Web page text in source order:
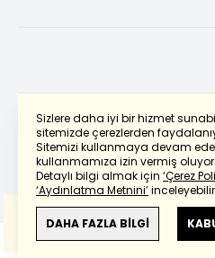
Sizlere daha iyi bir hizmet
sitemizde çerezlerden
Sitemizi kullanmaya devam
kullanmamıza izin vermiş
Detaylı bilgi almak için ‘Çerez
‘Aydınlatma Metnini’
DAHA FAZLA BİLGİ
Powered by
Bu çevirideGoogle Translete
Anlam ve çeviri hatalarından
sorumlu değildir.